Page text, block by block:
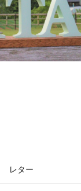
レター